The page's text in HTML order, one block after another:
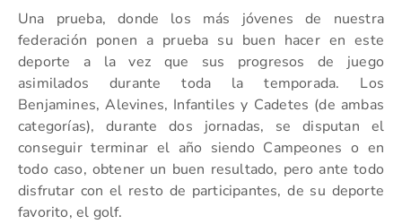
Una prueba, donde los más jóvenes de nuestra
federación ponen a prueba su buen hacer en este
deporte a la vez que sus progresos de juego
asimilados durante toda la temporada. Los
Benjamines, Alevines, Infantiles y Cadetes (de ambas
categorías), durante dos jornadas, se disputan el
conseguir terminar el año siendo Campeones o en
todo caso, obtener un buen resultado, pero ante todo
disfrutar con el resto de participantes, de su deporte
favorito, el golf.